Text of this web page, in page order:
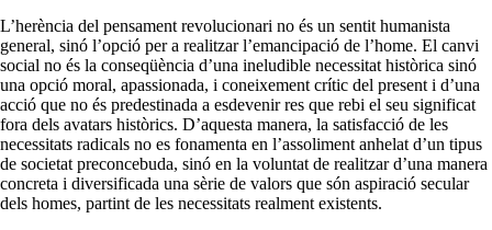
L’herència del pensament revolucionari no és un sentit humanista
general, sinó l’opció per a realitzar l’emancipació de l’home. El canvi
social no és la conseqüència d’una ineludible necessitat històrica sinó
una opció moral, apassionada, i coneixement crític del present i d’una
acció que no és predestinada a esdevenir res que rebi el seu significat
fora dels avatars històrics. D’aquesta manera, la satisfacció de les
necessitats radicals no es fonamenta en l’assoliment anhelat d’un tipus
de societat preconcebuda, sinó en la voluntat de realitzar d’una manera
concreta i diversificada una sèrie de valors que són aspiració secular
dels homes, partint de les necessitats realment existents.